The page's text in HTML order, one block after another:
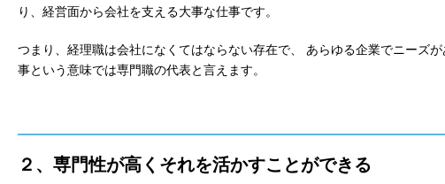
り、経営面から会社を支える大事な仕事です。
つまり、経理職は会社になくてはならない存在で、 あらゆる企業でニーズ
事という意味では専門職の代表と言えます。
２、専門性が高くそれを活かすことができる